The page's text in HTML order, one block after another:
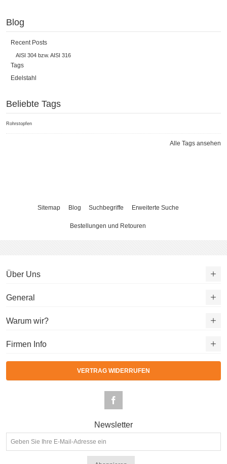
Blog
Recent Posts
AISI 304 bzw. AISI 316
Tags
Edelstahl
Beliebte Tags
Rohrstopfen
Alle Tags ansehen
Sitemap Blog Suchbegriffe Erweiterte Suche
Bestellungen und Retouren
Über Uns
General
Warum wir?
Firmen Info
VERTRAG WIDERRUFEN
Newsletter